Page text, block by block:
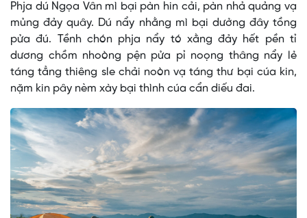
Phja dú Ngọa Vân mì bại pàn hin cải, pàn nhả quảng vạ
mủng đảy quây. Dú nẩy nhằng mì bại dưởng đây tồng
pửa đú. Tềnh chón phja nẩy tó xằng đảy hết pền tỉ
dương chồm nhoòng pện pửa pỉ noọng thâng nẩy lẻ
táng tẳng thiêng sle chải noòn vạ táng thư bại cúa kin,
nặm kin pây nèm xày bại thình cúa cẩn diếu đai.